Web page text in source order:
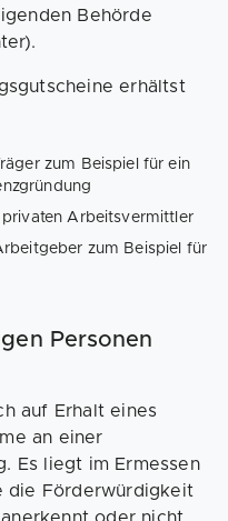
Behörde
erhältst
zum Beispiel für ein
privaten Arbeitsvermittler
zum Beispiel für
Personen
auf Erhalt eines
an einer
Es liegt im Ermessen
die Förderwürdigkeit